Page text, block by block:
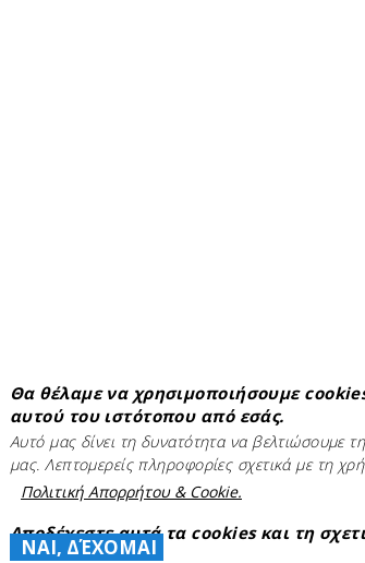
Θα θέλαμε να χρησιμοποιήσουμε
αυτού του ιστότοπου από εσάς.
Αυτό μας δίνει τη δυνατότητα να βελτιώσουμε
μας. Λεπτομερείς πληροφορίες σχετικά με τη
μπορείτε να βρείτε στην
Πολιτική Απορρήτου & Cookie.
Αποδέχεστε αυτά τα cookies και τη
ΝΑΙ, ΔΈΧΟΜΑΙ